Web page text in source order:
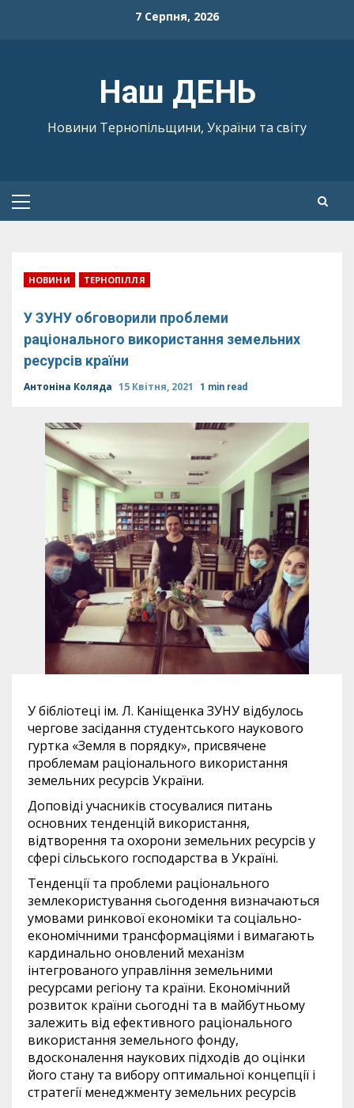
7 Серпня, 2026
Наш ДЕНЬ
Новини Тернопільщини, України та світу
Primary
НОВИНИ ТЕРНОПІЛЛЯ
У ЗУНУ обговорили проблеми
раціонального використання земельних
ресурсів країни
Антоніна Коляда 15 Квітня, 2021 1 min read
У бібліотеці ім. Л. Каніщенка ЗУНУ відбулось
чергове засідання студентського наукового
гуртка «Земля в порядку», присвячене
проблемам раціонального використання
земельних ресурсів України.
Доповіді учасників стосувалися питань
основних тенденцій використання,
відтворення та охорони земельних ресурсів у
сфері сільського господарства в Україні.
Тенденції та проблеми раціонального
землекористування сьогодення визначаються
умовами ринкової економіки та соціально-
економічними трансформаціями і вимагають
кардинально оновлений механізм
інтегрованого управління земельними
ресурсами регіону та країни. Економічний
розвиток країни сьогодні та в майбутньому
залежить від ефективного раціонального
використання земельного фонду,
вдосконалення наукових підходів до оцінки
його стану та вибору оптимальної концепції і
стратегії менеджменту земельних ресурсів